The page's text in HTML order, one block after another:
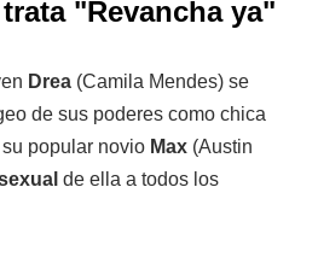
"Revancha ya"
Drea (Camila Mendes) se
de sus poderes como chica
popular novio Max (Austin
de ella a todos los